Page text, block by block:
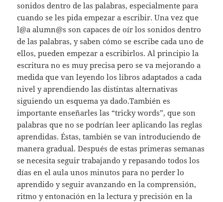
sonidos dentro de las palabras, especialmente para
cuando se les pida empezar a escribir. Una vez que
l@a alumn@s son capaces de oír los sonidos dentro
de las palabras, y saben cómo se escribe cada uno de
ellos, pueden empezar a escribirlos. Al principio la
escritura no es muy precisa pero se va mejorando a
medida que van leyendo los libros adaptados a cada
nivel y aprendiendo las distintas alternativas
siguiendo un esquema ya dado.También es
importante enseñarles las “tricky words”, que son
palabras que no se podrían leer aplicando las reglas
aprendidas. Éstas, también se van introduciendo de
manera gradual. Después de estas primeras semanas
se necesita seguir trabajando y repasando todos los
días en el aula unos minutos para no perder lo
aprendido y seguir avanzando en la comprensión,
ritmo y entonación en la lectura y precisión en la